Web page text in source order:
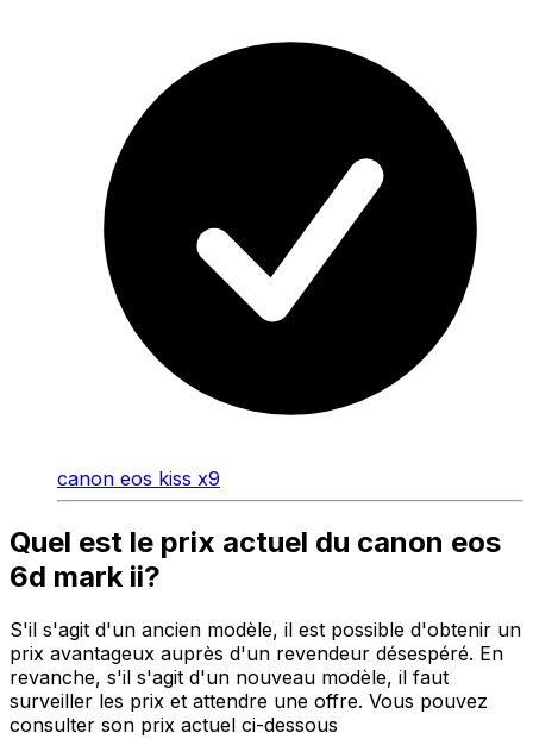
canon eos kiss x9
Quel est le prix actuel du canon eos
6d mark ii?
S'il s'agit d'un ancien modèle, il est possible d'obtenir un
prix avantageux auprès d'un revendeur désespéré. En
revanche, s'il s'agit d'un nouveau modèle, il faut
surveiller les prix et attendre une offre. Vous pouvez
consulter son prix actuel ci-dessous